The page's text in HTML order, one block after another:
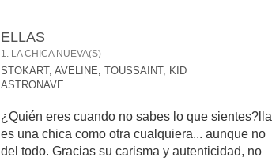
ELLAS
1. LA CHICA NUEVA(S)
STOKART, AVELINE; TOUSSAINT, KID
ASTRONAVE
¿Quién eres cuando no sabes lo que sientes?lla
es una chica como otra cualquiera... aunque no
del todo. Gracias su carisma y autenticidad, no